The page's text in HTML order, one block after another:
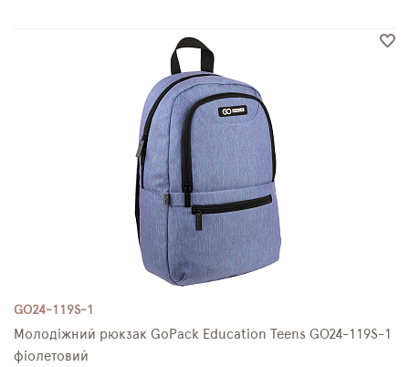
GO24-119S-1
Молодіжний рюкзак GoPack Education Teens GO24-119S-1
фіолетовий